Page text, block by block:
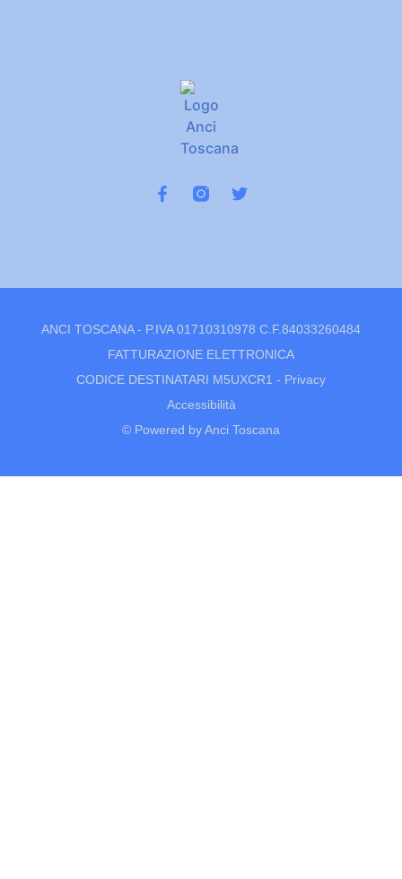
ANCI TOSCANA - P.IVA 01710310978 C.F.84033260484
FATTURAZIONE ELETTRONICA
CODICE DESTINATARI M5UXCR1 - Privacy
Accessibilità
© Powered by Anci Toscana